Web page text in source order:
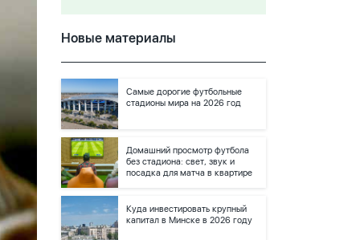
Новые материалы
Самые дорогие футбольные
стадионы мира на 2026 год
Домашний просмотр футбола
без стадиона: свет, звук и
посадка для матча в квартире
Куда инвестировать крупный
капитал в Минске в 2026 году